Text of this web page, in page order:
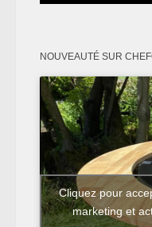
NOUVEAUTÉ SUR
Cliquez pour
marketing et